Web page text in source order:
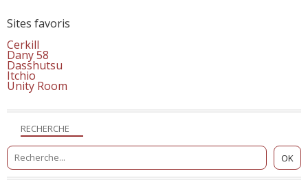
RECHERCHE
Sites favoris
Cerkill
Dany 58
Dasshutsu
Itchio
Unity Room